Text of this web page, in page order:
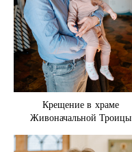
Крещение в храме
Живоначальной Троицы